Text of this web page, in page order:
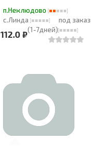
п.Неклюдово
с.Линда
под заказ
(1-7дней)
112.0 ₽